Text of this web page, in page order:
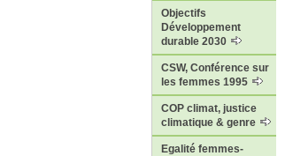
Objectifs
Développement
durable 2030
CSW, Conférence sur
les femmes 1995
COP climat, justice
climatique & genre
Egalité femmes-